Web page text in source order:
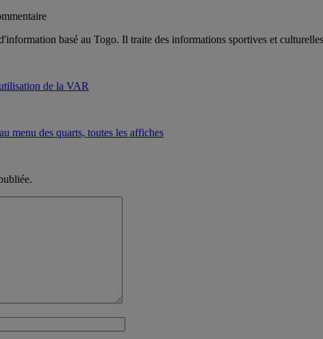
basé au Togo. Il traite des informations sportives et
de la VAR
menu des quarts, toutes les affiches